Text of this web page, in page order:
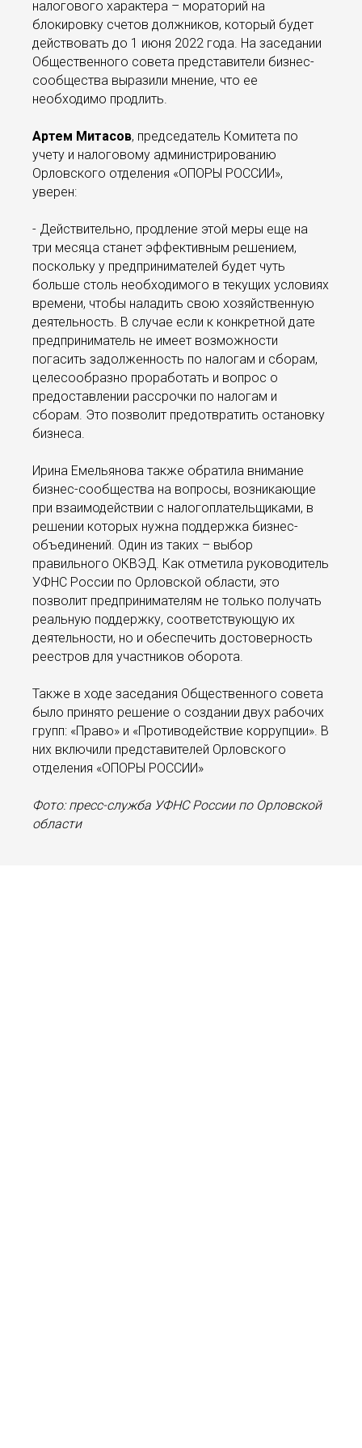
налогового характера – мораторий на
блокировку счетов должников, который будет
действовать до 1 июня 2022 года. На заседании
Общественного совета представители бизнес-
сообщества выразили мнение, что ее
необходимо продлить.
Артем Митасов, председатель Комитета по
учету и налоговому администрированию
Орловского отделения «ОПОРЫ РОССИИ»,
уверен:
- Действительно, продление этой меры еще на
три месяца станет эффективным решением,
поскольку у предпринимателей будет чуть
больше столь необходимого в текущих условиях
времени, чтобы наладить свою хозяйственную
деятельность. В случае если к конкретной дате
предприниматель не имеет возможности
погасить задолженность по налогам и сборам,
целесообразно проработать и вопрос о
предоставлении рассрочки по налогам и
сборам. Это позволит предотвратить остановку
бизнеса.
Ирина Емельянова также обратила внимание
бизнес-сообщества на вопросы, возникающие
при взаимодействии с налогоплательщиками, в
решении которых нужна поддержка бизнес-
объединений. Один из таких – выбор
правильного ОКВЭД. Как отметила руководитель
УФНС России по Орловской области, это
позволит предпринимателям не только получать
реальную поддержку, соответствующую их
деятельности, но и обеспечить достоверность
реестров для участников оборота.
Также в ходе заседания Общественного совета
было принято решение о создании двух рабочих
групп: «Право» и «Противодействие коррупции». В
них включили представителей Орловского
отделения «ОПОРЫ РОССИИ»
Фото: пресс-служба УФНС России по Орловской
области